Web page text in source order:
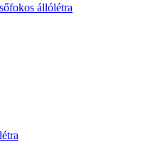
állólétra